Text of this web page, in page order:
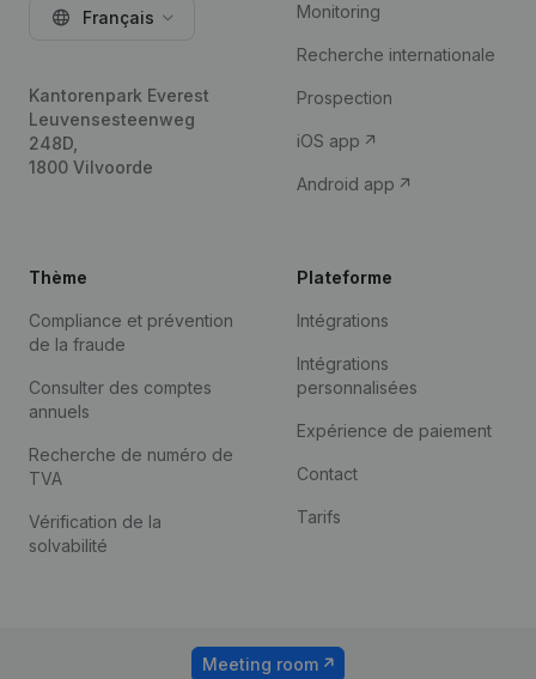
Français
Kantorenpark Everest
Leuvensesteenweg
248D,
1800 Vilvoorde
Monitoring
Recherche internationale
Prospection
iOS app
Android app
Thème
Compliance et prévention
de la fraude
Consulter des comptes
annuels
Recherche de numéro de
TVA
Vérification de la
solvabilité
Plateforme
Intégrations
Intégrations
personnalisées
Expérience de paiement
Contact
Tarifs
Meeting room